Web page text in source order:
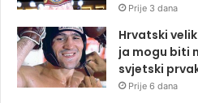
Prije 3 dana
Hrvatski
ja mogu biti
svjetski
Prije 6 dana